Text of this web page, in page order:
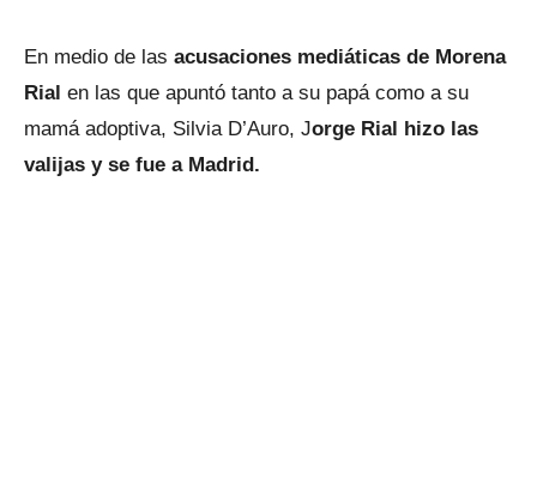
En medio de las acusaciones mediáticas de Morena
Rial en las que apuntó tanto a su papá como a su
mamá adoptiva, Silvia D’Auro, Jorge Rial hizo las
valijas y se fue a Madrid.